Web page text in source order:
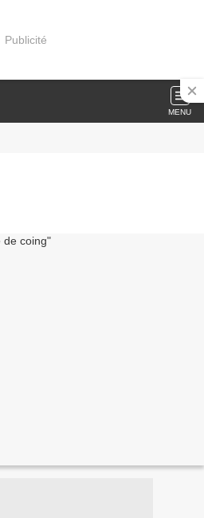
Publicité
MENU